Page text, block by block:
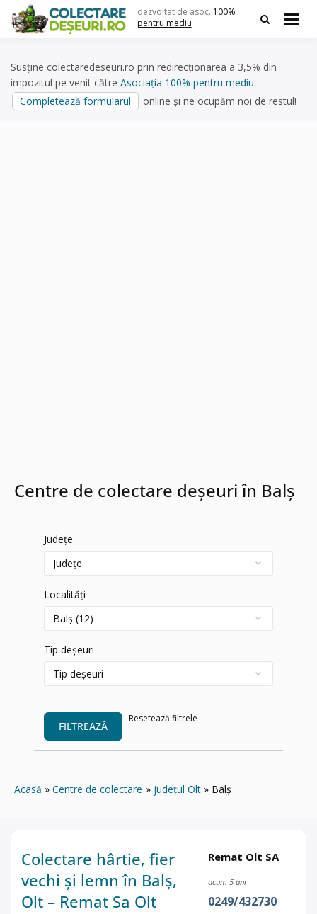
content
dezvoltat de asoc. 100%
pentru mediu
Susține colectaredeseuri.ro prin redirecționarea a 3,5% din
impozitul pe venit către Asociația 100% pentru mediu.
Completează formularul
online și ne ocupăm noi de restul!
Centre de colectare deșeuri în Balș
Județe
Localități
Tip deșeuri
FILTREAZĂ
Resetează filtrele
Acasă Centre de colectare județul Olt Balș
Colectare hârtie, fier
vechi și lemn în Balș,
Olt – Remat Sa Olt
Remat Olt SA
acum 5 ani
0249/432730